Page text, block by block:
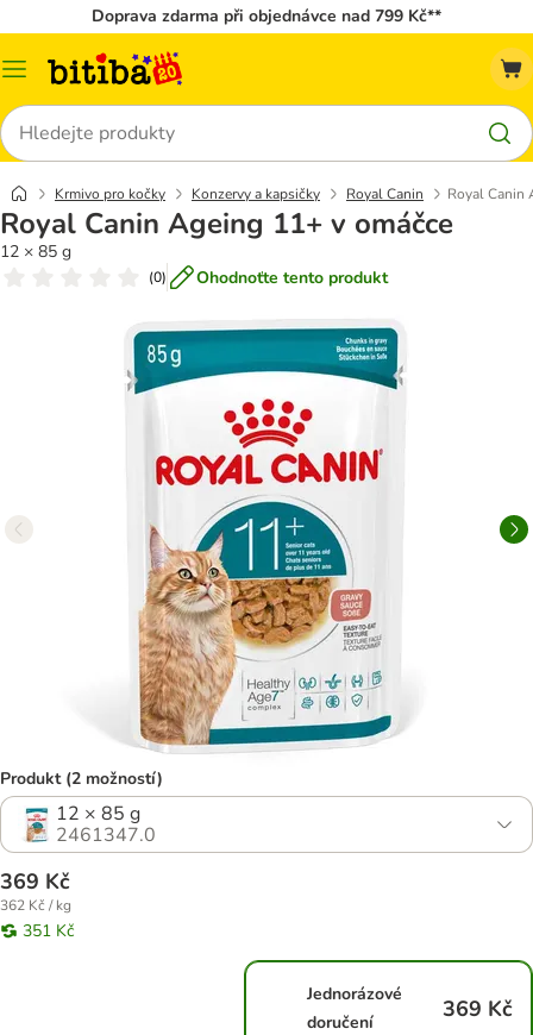
Doprava zdarma při objednávce nad 799 Kč**
Kategorie
Hledat
Krmivo pro kočky Konzervy a kapsičky Royal Canin Royal Canin
Royal Canin Ageing 11+ v omáčce
12 × 85 g
(0) Ohodnoťte tento produkt
Produkt (2 možností)
12 × 85 g
2461347.0
369 Kč
362 Kč / kg
351 Kč
Jednorázové
doručení
369 Kč